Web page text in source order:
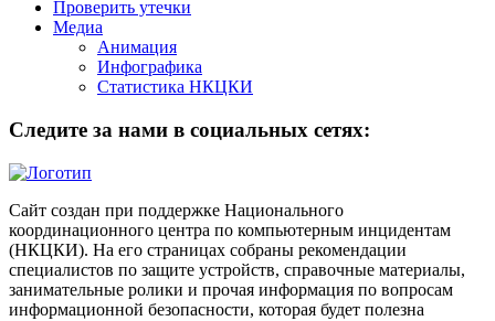
Проверить утечки
Медиа
Анимация
Инфографика
Статистика НКЦКИ
Следите за нами в социальных сетях:
Сайт создан при поддержке Национального
координационного центра по компьютерным инцидентам
(НКЦКИ). На его страницах собраны рекомендации
специалистов по защите устройств, справочные материалы,
занимательные ролики и прочая информация по вопросам
информационной безопасности, которая будет полезна